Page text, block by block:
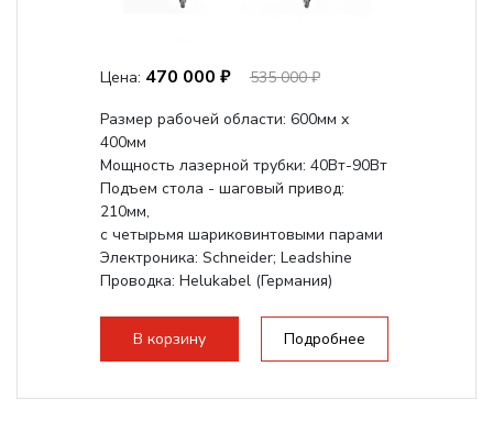
Цена: 470 000 ₽
535 000 ₽
Размер рабочей области: 600мм x
400мм
Мощность лазерной трубки: 40Вт-90Вт
Подъем стола - шаговый привод:
210мм,
с четырьмя шариковинтовыми парами
Электроника: Schneider; Leadshine
Проводка: Helukabel (Германия)
В корзину
Подробнее